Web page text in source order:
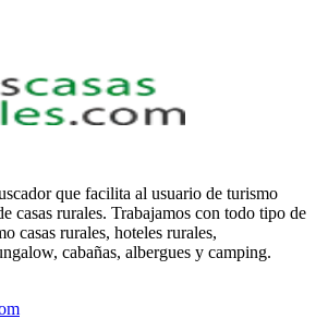
que facilita al usuario de turismo
casas rurales. Trabajamos con todo tipo de
casas rurales, hoteles rurales,
cabañas, albergues y camping.